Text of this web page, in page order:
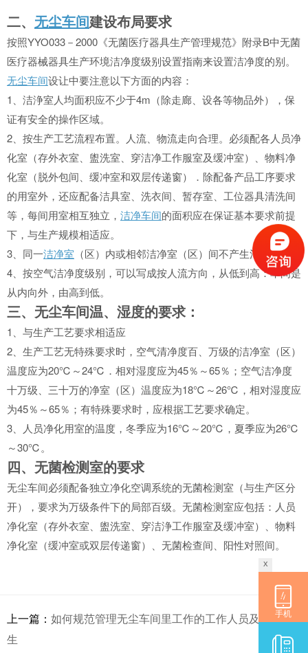
二、 无尘车间建设布局要求
按照YYO033－2000《无菌医疗器具生产管理规范》附录B中无菌
医疗器械器具生产环境洁净度级别设置指南来设置洁净度的别。
无尘车间设让中要注意以下方面的内容：
1、洁浄室人均面积应不少于4m（除走廊、设各等物品外），保
证有安全的操作区域。
2、按生产工艺流程布置。人流、物流走向合理。必须配各人员净
化室（存外衣室、盥洗室、穿洁净工作服室及缓冲室）、物料净
化室（脱外包间、缓冲室和双层传递窗）．除配备产品工序要求
的用室外，还应配备洁具室、洗衣间、暂存室、工位器具清洗间
等，每间用室相互独立， 洁净车间的面积应在保证基本要求前提
下，与生产规模相适应。
3、同一洁净室 （区）内或相邻洁净室（区）间不产生污染。
4、按空气洁净度级别，可以写成按人流方向，从低到高：车间是
从内向外，由高到低。
三、无尘车间温、湿度的要求：
1、与生产工艺要求相适应
2、生产工艺无特殊要求时，空气清净度百、万级的洁净室（区）
温度应为20℃～24℃．相对湿度应为45％～65％；空气洁净度
十万级、三十万的净室（区）温度应为18℃～26℃，相对湿度应
为45％～65％；有特殊要求时，应根据工艺要求确定。
3、人员净化用室的温度，冬季应为16℃～20℃，夏季应为26℃
～30℃。
四、无菌检测室的要求
无尘车间必须配备独立净化空调系统的无菌检测室（与生产区分
开），要求为万级条件下的局部百级。无菌检测室应包括：人员
净化室（存外衣室、盥洗室、穿洁浄工作服室及缓冲室）、物料
净化室（缓冲室或双层传递窗）、无菌检查间、阳性对照间。
上一篇： 如何规范管理无尘车间里工作的工作人员及环境卫
生
x
手机